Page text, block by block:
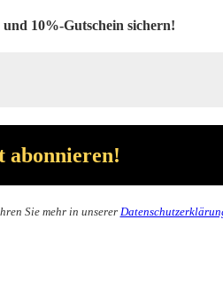
und 10%-Gutschein sichern!
Sie mehr in unserer